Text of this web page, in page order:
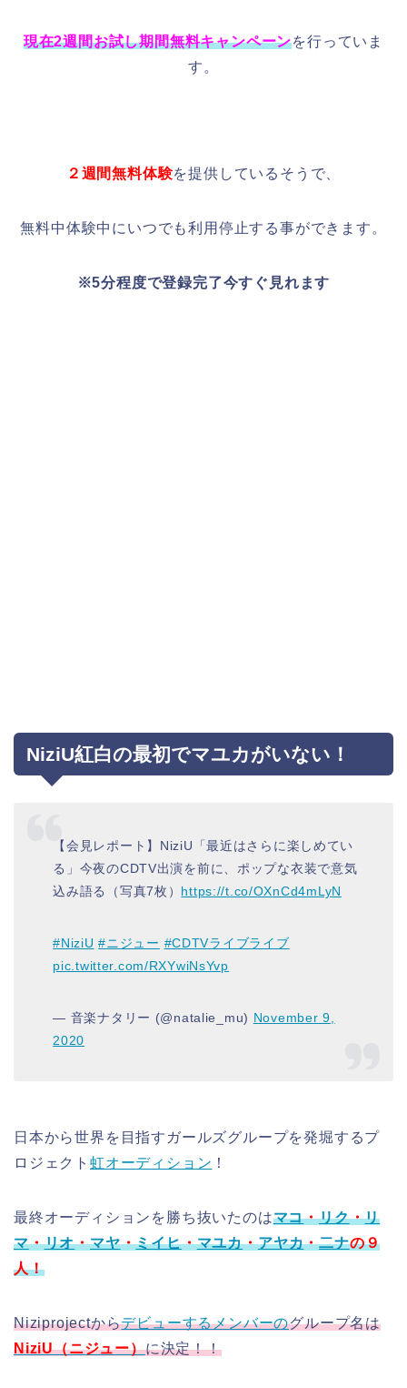
現在2週間お試し期間無料キャンペーンを行っていま
す。
２週間無料体験を提供しているそうで、
無料中体験中にいつでも利用停止する事ができます。
※5分程度で登録完了今すぐ見れます
NiziU紅白の最初でマユカがいない！
【会見レポート】NiziU「最近はさらに楽しめてい
る」今夜のCDTV出演を前に、ポップな衣装で意気
込み語る（写真7枚） https://t.co/OXnCd4mLyN
#NiziU #ニジュー #CDTVライブライブ
pic.twitter.com/RXYwiNsYvp
— 音楽ナタリー (@natalie_mu) November 9,
2020
日本から世界を目指すガールズグループを発堀するプ
ロジェクト 虹オーディション ！
最終オーディションを勝ち抜いたのはマコ・リク・リ
マ・リオ・マヤ・ミイヒ・マユカ・アヤカ・二ナの９
人！
Niziprojectからデビューするメンバーのグループ名は
NiziU（ニジュー）に決定！！